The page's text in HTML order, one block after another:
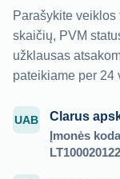
Parašykite
skaičių, PVM
užklausas
pateikiame per 24
UAB Clarus
Įmonės